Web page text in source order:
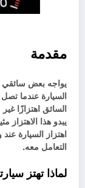
مقدمة
يواجه بعض سائقي
السائق اهتزازًا
يبدو هذا الاهتزاز
التعامل معه.
لماذا تهتز